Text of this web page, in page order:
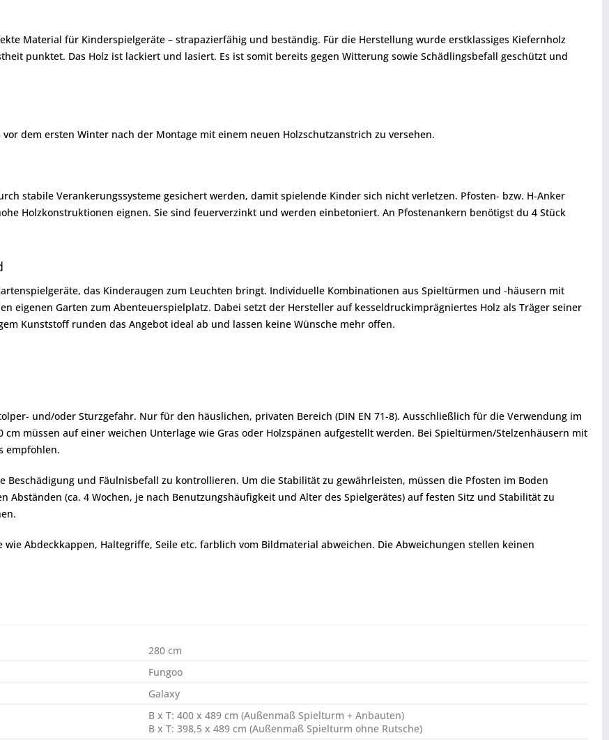
Material für Kinderspielgeräte – strapazierfähig und beständig. Für die Herstellung wurde erstklassiges Kiefernholz
punktet. Das Holz ist lackiert und lasiert. Es ist somit bereits gegen Witterung sowie Schädlingsbefall geschützt und
dem ersten Winter nach der Montage mit einem neuen Holzschutzanstrich zu versehen.
stabile Verankerungssysteme gesichert werden, damit spielende Kinder sich nicht verletzen. Pfosten- bzw. H-Anker
Holzkonstruktionen eignen. Sie sind feuerverzinkt und werden einbetoniert. An Pfostenankern benötigst du 4 Stück
das Kinderaugen zum Leuchten bringt. Individuelle Kombinationen aus Spieltürmen und -häusern mit
eigenen Garten zum Abenteuerspielplatz. Dabei setzt der Hersteller auf kesseldruckimprägniertes Holz als Träger seiner
Kunststoff runden das Angebot ideal ab und lassen keine Wünsche mehr offen.
und/oder Sturzgefahr. Nur für den häuslichen, privaten Bereich (DIN EN 71-8). Ausschließlich für die Verwendung im
müssen auf einer weichen Unterlage wie Gras oder Holzspänen aufgestellt werden. Bei Spieltürmen/Stelzenhäusern mit
empfohlen.
und Fäulnisbefall zu kontrollieren. Um die Stabilität zu gewährleisten, müssen die Pfosten im Boden
(ca. 4 Wochen, je nach Benutzungshäufigkeit und Alter des Spielgerätes) auf festen Sitz und Stabilität zu
Abdeckkappen, Haltegriffe, Seile etc. farblich vom Bildmaterial abweichen. Die Abweichungen stellen keinen
280 cm
Fungoo
Galaxy
B x T: 400 x 489 cm (Außenmaß Spielturm + Anbauten)
B x T: 398,5 x 489 cm (Außenmaß Spielturm ohne Rutsche)